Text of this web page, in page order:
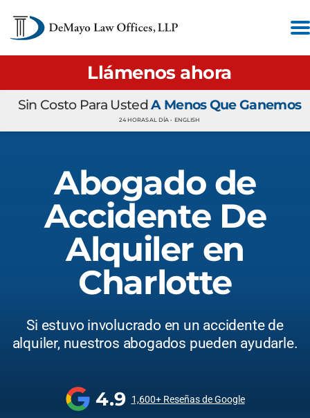
Llámenos ahora
Sin Costo Para UstedA Menos Que Ganemos
24 HORAS AL DÍA • ENGLISH
Abogado de
Accidente De
Alquiler en
Charlotte
Si estuvo involucrado en un accidente de
alquiler, nuestros abogados pueden ayudarle.
4.9 1,600+ Reseñas de Google